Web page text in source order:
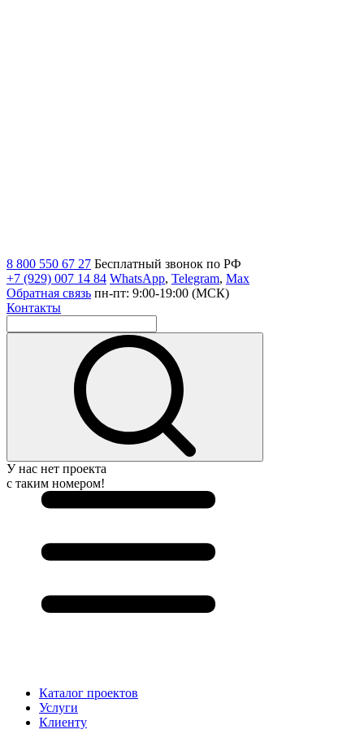
8 800 550 67 27 Бесплатный звонок по РФ
+7 (929) 007 14 84 WhatsApp, Telegram, Max
Обратная связь пн-пт: 9:00-19:00 (МСК)
Контакты
У нас нет проекта
с таким номером!
Каталог проектов
Услуги
Клиенту